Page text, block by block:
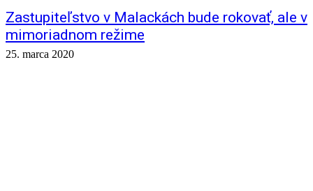
Zastupiteľstvo v Malackách bude rokovať, ale v
mimoriadnom režime
25. marca 2020